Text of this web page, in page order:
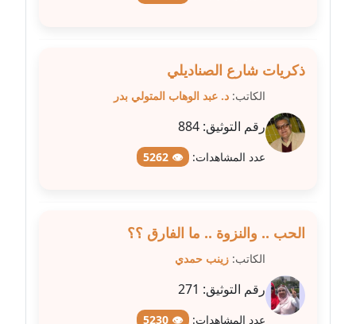
مدونة شيماء الجمل
عاملة
مدونة شيماء حسني
عاملة
مدونة شيماء عصام
مدونة شيماء عمارة
ذكريات شارع الصناديلي
الكاتب: د. عبد الوهاب المتولي بدر
رقم التوثيق: 884
عدد المشاهدات: 👁 5262
الحب .. والنزوة .. ما الفارق ؟؟
الكاتب: زينب حمدي
رقم التوثيق: 271
عدد المشاهدات: 👁 5230